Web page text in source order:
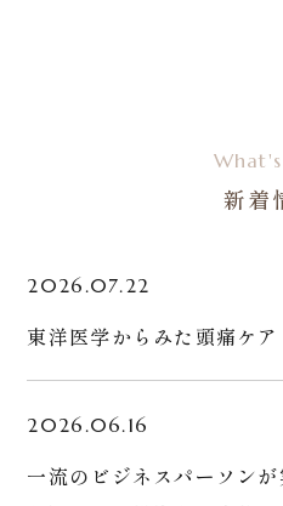
新着
2026.07.22
東洋医学からみた頭痛ケア
2026.06.16
一流のビジネスパーソン